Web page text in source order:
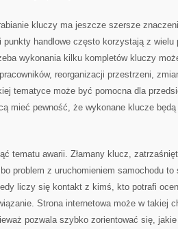
kluczy ma jeszcze szersze
punkty handlowe często korzystają z
wykonania kilku kompletów kluczy
reorganizacji przestrzeni,
tematyce może być pomocna dla
mieć pewność, że wykonane klucze będą
tematu awarii. Złamany klucz,
problem z uruchomieniem samochodu to
liczy się kontakt z kimś, kto potrafi
Strona internetowa może w takiej
pozwala szybko zorientować się,